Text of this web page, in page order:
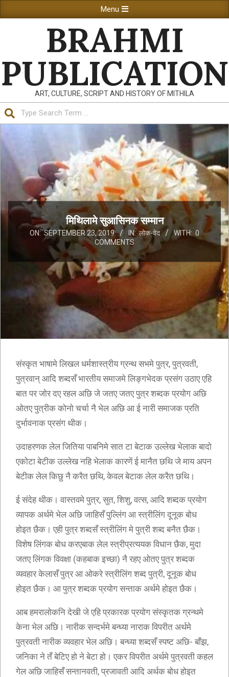
to
Navigation
Menu
BRAHMI
PUBLICATION
ART, CULTURE, SCRIPT AND HISTORY OF MITHILA
मिथिलामे सुआसिनक सम्मान
ON: SEPTEMBER 23, 2019 IN: लोक-वेद WITH: 0
COMMENTS
संस्कृत भाषामे लिखल धर्मशास्त्रीय ग्रन्थ सभमे पुत्र, पुत्रवती,
पुत्रवान् आदि शब्दसँ भारतीय समाजमे लिङ्गभेदक प्रसंग उठाए एहि
बात पर जोर दए रहल अछि जे जतए जतए पुत्र शब्दक प्रयोग अछि
ओतए पुत्रीक कोनो चर्चा नै भेल अछि आ ई नारी समाजक प्रति
दुर्भावनाक प्रसंग थीक।
उदाहरणक लेल जितिया पाबनिमे सात टा बेटाक उल्लेख भेलाक बादो
एकोटा बेटीक उल्लेख नहि भेलाक कारणें ई मानैत छथि जे माय अपन
बेटीक लेल किछु नै करैत छथि, केवल बेटाक लेल करैत छथि।
ई संदेह थीक। वास्तवमे पुत्र, सुत, शिशु, वत्स, आदि शब्दक प्रयोग
व्यापक अर्थमे भेल अछि जाहिसँ पुल्लिंग आ स्त्रीलिंग दूनूक बोध
होइत छैक। एही पुत्र शब्दसँ स्त्रीलिंग मे पुत्री शब्द बनैत छैक।
विशेष लिंगक बोध करएबाक लेल स्त्रीप्रत्ययक विधान छैक, मुदा
जतए लिंगक विवक्षा (कहबाक इच्छा) नै रहए ओतए पुत्र शब्दक
व्यवहार केलासँ पुत्र आ ओकरे स्त्रीलिंग शब्द पुत्री, दूनूक बोध
होइत छैक। आ पुत्र शब्दक प्रयोग सन्ताक अर्थमे होइत छैक।
आब हमरालोकनि देखी जे एहि प्रकारक प्रयोग संस्कृतक ग्रन्थमे
केना भेल अछि। नारीक सन्दर्भमे बन्ध्या नाराक विपरीत अर्थमे
पुत्रवती नारीक व्यवहार भेल अछि। बन्ध्या शब्दसँ स्पष्ट अछि- बाँझ,
जनिका ने तँ बेटिए हो ने बेटा हो। एकर विपरीत अर्थमे पुत्रवती कहल
गेल अछि जाहिसँ सन्तानवती, प्रजावती आदि अर्थक बोध होइत